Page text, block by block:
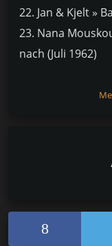
22. Jan & Kjelt »
23. Nana
nach (Juli 1962)
03. Bill Ramsey »
04. Freddy